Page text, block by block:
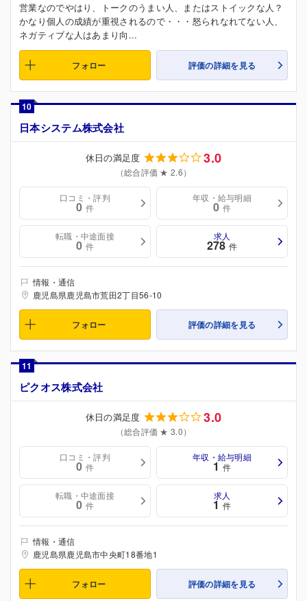
営業なのでやはり、トークのうまい人、またはストイックな人？
かなり個人の成績が重視されるので・・・怒られなれてない人、
ネガティブな人はあまり向...
フォロー 評価の詳細を見る
10
日本システム株式会社
休日の満足度 3.0
（総合評価 ★ 2.6）
口コミ・評判
0 件
年収・給与明細
0 件
転職・中途面接
0 件
求人
278 件
情報・通信
鹿児島県鹿児島市荒田2丁目56-10
フォロー 評価の詳細を見る
11
ピクオス株式会社
休日の満足度 3.0
（総合評価 ★ 3.0）
口コミ・評判
0 件
年収・給与明細
1 件
転職・中途面接
0 件
求人
1 件
情報・通信
鹿児島県鹿児島市中央町18番地1
フォロー 評価の詳細を見る